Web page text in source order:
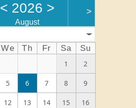
< 2026 >
August
>
We Th Fr Sa
Su
1
2
5 6 7 8 9
12 13 14 15 16